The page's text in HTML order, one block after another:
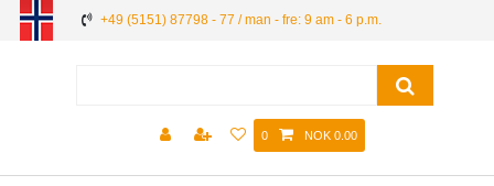
+49 (5151) 87798 - 77 / man - fre: 9 am - 6 p.m.
0 NOK 0.00